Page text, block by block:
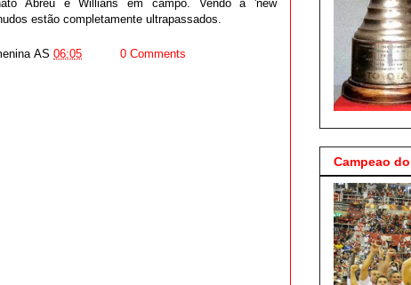
Abreu e Willians em campo. Vendo a 'new
estão completamente ultrapassados.
AS 06:05 0 Comments
Campeao